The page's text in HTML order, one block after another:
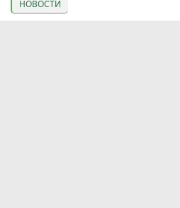
НОВОСТИ